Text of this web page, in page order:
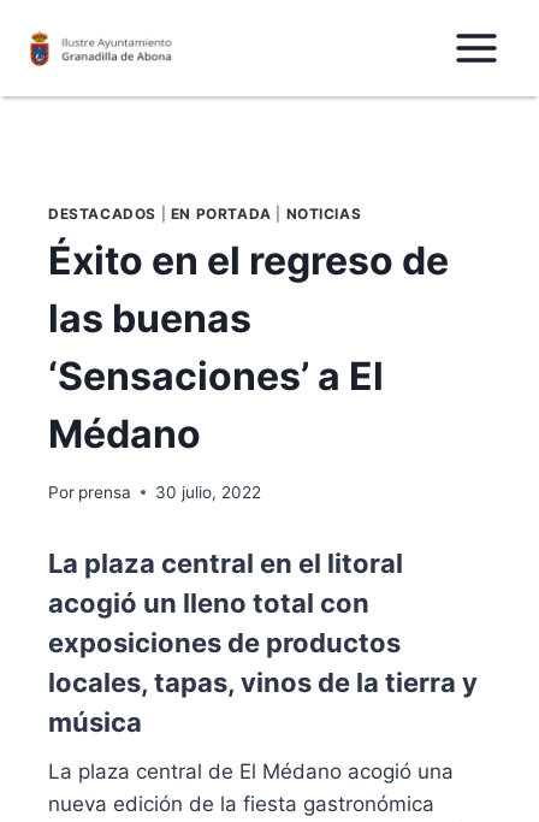
DESTACADOS EN PORTADA NOTICIAS
Éxito en el regreso de
las buenas
‘Sensaciones’ a El
Médano
Por prensa 30 julio, 2022
La plaza central en el litoral
acogió un lleno total con
exposiciones de productos
locales, tapas, vinos de la tierra y
música
La plaza central de El Médano acogió una
nueva edición de la fiesta gastronómica